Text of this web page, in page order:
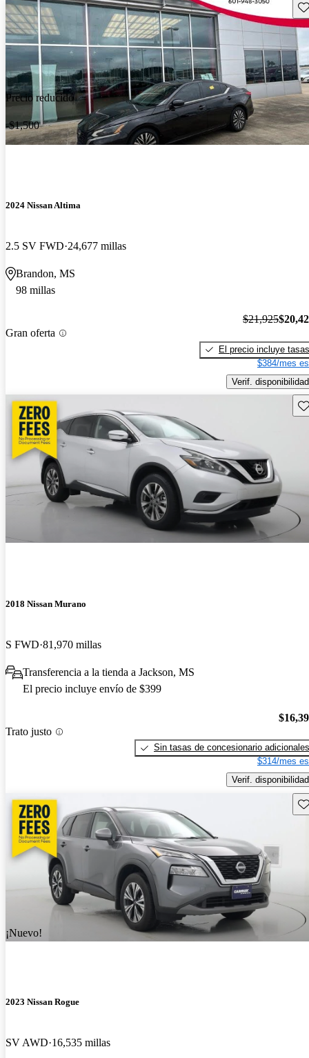
Precio reducido
-$1,500
2024 Nissan Altima
2.5 SV FWD 24,677 millas
Brandon, MS
98 millas
Gran oferta
$21,925
El precio incluye tasas
$384/mes
Verif. disponibilidad
2018 Nissan Murano
S FWD 81,970 millas
Transferencia a la tienda a Jackson, MS
El precio incluye envío de $399
Trato justo
Sin tasas de concesionario adicionales
$314/mes
Verif. disponibilidad
¡Nuevo!
2023 Nissan Rogue
SV AWD 16,535 millas